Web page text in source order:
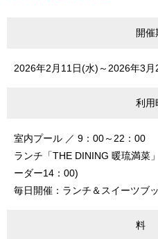
開催
2026年2月11日(水)～2026年3月
利用
室内プール ／ 9：00～22：00
ランチ「THE DINING 暖琉満菜
ーダー14：00)
毎日開催：ランチ＆スイーツブ
料